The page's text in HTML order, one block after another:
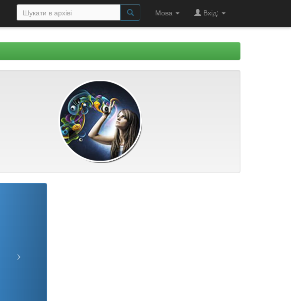
Мова Вхід: